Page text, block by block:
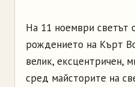
На 11 ноември светът
рождението на Кърт
велик, ексцентричен,
сред майсторите на